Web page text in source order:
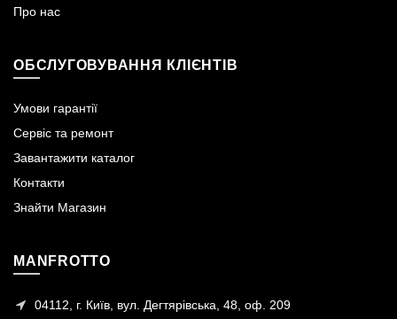
Про нас
ОБСЛУГОВУВАННЯ КЛІЄНТІВ
Умови гарантії
Сервіс та ремонт
Завантажити каталог
Контакти
Знайти Магазин
MANFROTTO
04112, г. Київ, вул. Дегтярівська, 48, оф. 209